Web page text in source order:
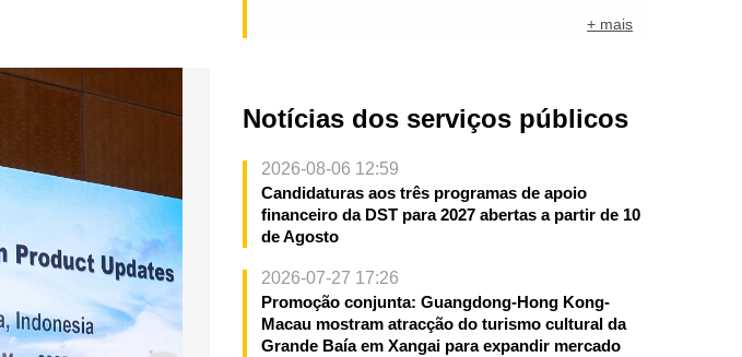
+ mais
Notícias dos serviços públicos
2026-08-06 12:59
Candidaturas aos três programas de apoio
financeiro da DST para 2027 abertas a partir de 10
de Agosto
2026-07-27 17:26
Promoção conjunta: Guangdong-Hong Kong-
Macau mostram atracção do turismo cultural da
Grande Baía em Xangai para expandir mercado